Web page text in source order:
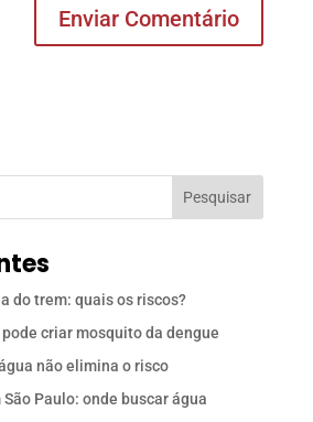
Pesquisar
do trem: quais os riscos?
criar mosquito da dengue
não elimina o risco
Paulo: onde buscar água